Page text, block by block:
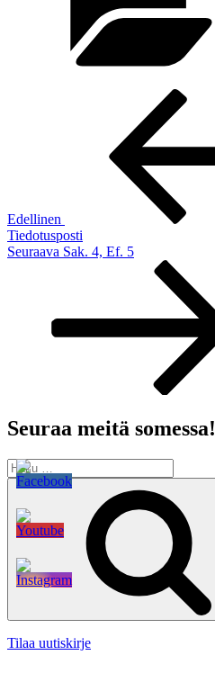
Edellinen
Tiedotusposti
Seuraava
Seuraava Sak. 4, Ef. 5
Seuraa meitä somessa!
Etsi:
Tilaa uutiskirje